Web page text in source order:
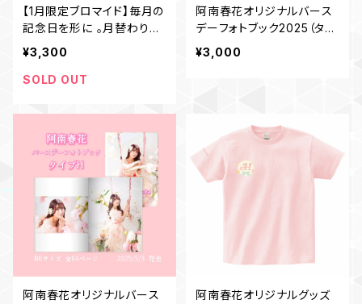
【1月限定ブロマイド】毎月の
記念日を形に 。月替わり限
定／再販なしの特別ブロマ
イド
¥3,300
SOLD OUT
阿南春花オリジナルバース
デーフォトブック2025（タイ
プA）
¥3,000
阿南春花オリジナルバース
阿南春花オリジナルグッズ